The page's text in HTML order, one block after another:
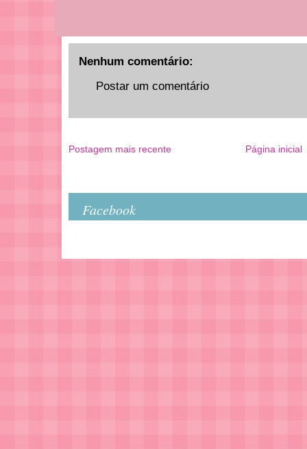
Nenhum comentário:
Postar um comentário
Postagem mais recente Página inicial
Facebook